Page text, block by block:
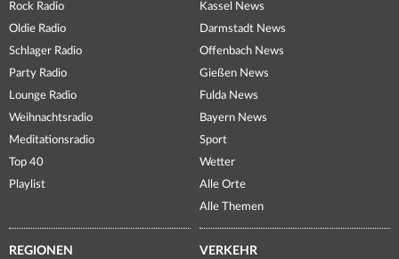
Rock Radio
Oldie Radio
Schlager Radio
Party Radio
Lounge Radio
Weihnachtsradio
Meditationsradio
Top 40
Playlist
Kassel News
Darmstadt News
Offenbach News
Gießen News
Fulda News
Bayern News
Sport
Wetter
Alle Orte
Alle Themen
REGIONEN VERKEHR